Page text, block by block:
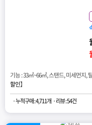
기능 : 33㎡~66㎡, 스탠드, 미세먼지,
할인】
· 누적구매 : 4,711개 · 리뷰 : 54건